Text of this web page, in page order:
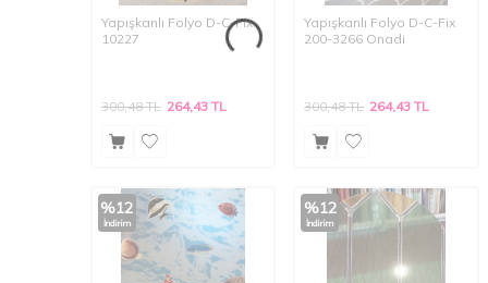
Yapışkanlı Folyo D-C-Fix
10227
300,48TL 264,43TL
Yapışkanlı Folyo D-C-Fix
200-3266 Onadi
300,48TL 264,43 TL
%12
İndirim
%12
İndirim